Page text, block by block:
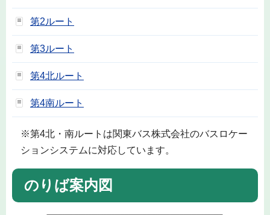
第2ルート
第3ルート
第4北ルート
第4南ルート
※第4北・南ルートは関東バス株式会社のバスロケー
ションシステムに対応しています。
のりば案内図